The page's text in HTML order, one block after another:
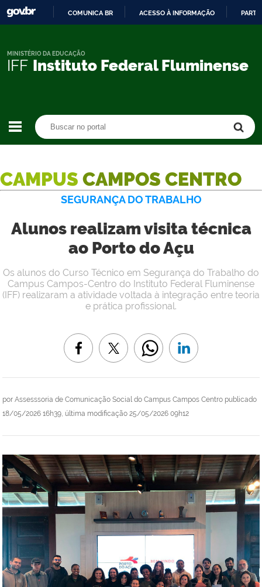
CONTEÚDO
COMUNICA BR ACESSO À INFORMAÇÃO
IFF Instituto Federal Fluminense
MINISTÉRIO DA EDUCAÇÃO
CAMPUS CAMPOS CENTRO
SEGURANÇA DO TRABALHO
Alunos realizam visita técnica
ao Porto do Açu
por Assesssoria de Comunicação Social do Campus Campos Centro publicado
18/05/2026 16h39, última modificação 25/05/2026 09h12
Os alunos do Curso Técnico em Segurança do Trabalho do
Campus Campos-Centro do Instituto Federal Fluminense
(IFF) realizaram a atividade voltada à integração entre teoria
e prática profissional.